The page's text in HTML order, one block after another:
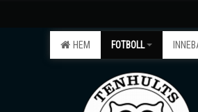
HEM FOTBOLL